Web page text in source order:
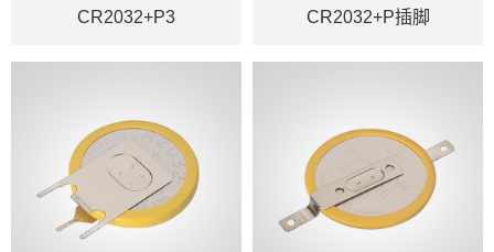
CR2032+P3 CR2032+P插脚